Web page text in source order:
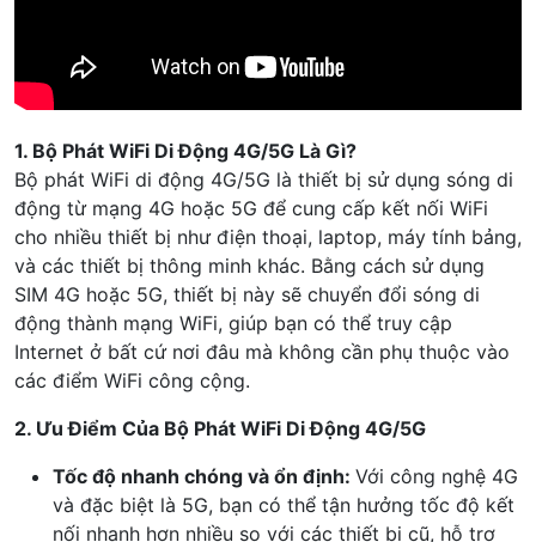
1. Bộ Phát WiFi Di Động 4G/5G Là Gì?
Bộ phát WiFi di động 4G/5G là thiết bị sử dụng sóng di
động từ mạng 4G hoặc 5G để cung cấp kết nối WiFi
cho nhiều thiết bị như điện thoại, laptop, máy tính bảng,
và các thiết bị thông minh khác. Bằng cách sử dụng
SIM 4G hoặc 5G, thiết bị này sẽ chuyển đổi sóng di
động thành mạng WiFi, giúp bạn có thể truy cập
Internet ở bất cứ nơi đâu mà không cần phụ thuộc vào
các điểm WiFi công cộng.
2. Ưu Điểm Của Bộ Phát WiFi Di Động 4G/5G
Tốc độ nhanh chóng và ổn định: Với công nghệ 4G
và đặc biệt là 5G, bạn có thể tận hưởng tốc độ kết
nối nhanh hơn nhiều so với các thiết bị cũ, hỗ trợ